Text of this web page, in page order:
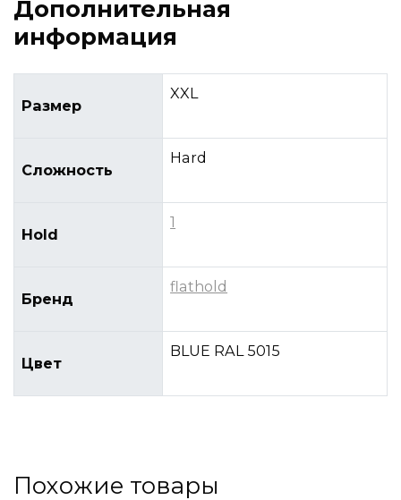
Дополнительная
информация
Размер
XXL
Сложность
Hard
Hold
1
Бренд
flathold
Цвет
BLUE RAL 5015
Похожие товары